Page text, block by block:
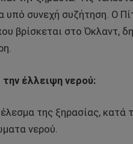
υπό συνεχή συζήτηση. Ο
βρίσκεται στο Όκλαντ,
έλλειψη νερού:
της ξηρασίας, κατά
νερού.